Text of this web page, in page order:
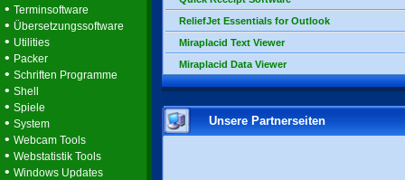
• Terminsoftware
• Übersetzungssoftware
• Utilities
• Packer
• Schriften Programme
• Shell
• Spiele
• System
• Webcam Tools
• Webstatistik Tools
• Windows Updates
ReliefJet Essentials for Outlook
Miraplacid Text Viewer
Miraplacid Data Viewer
Unsere Partnerseiten